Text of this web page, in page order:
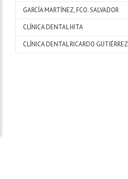
GARCÍA MARTÍNEZ, FCO. SALVADOR
CLÍNICA DENTAL HITA
CLÍNICA DENTAL RICARDO GUTIÉRREZ